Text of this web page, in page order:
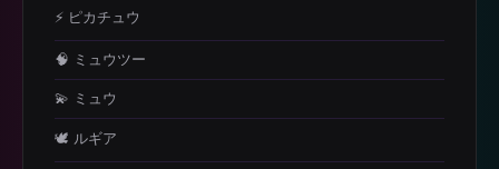
⚡ ピカチュウ
🧠 ミュウツー
💫 ミュウ
🕊️ ルギア